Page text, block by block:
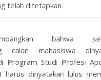
telah ditetapkan.
bahwa
calon mahasiswa
Program Studi Profesi
harus dinyatakan lulus